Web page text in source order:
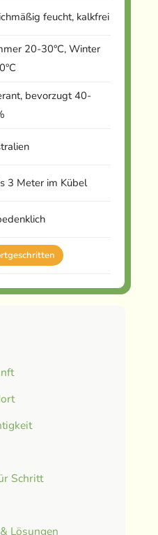
feucht, kalkfrei
20-30°C, Winter
bevorzugt 40-
3 Meter im Kübel
Schritt
Lösungen